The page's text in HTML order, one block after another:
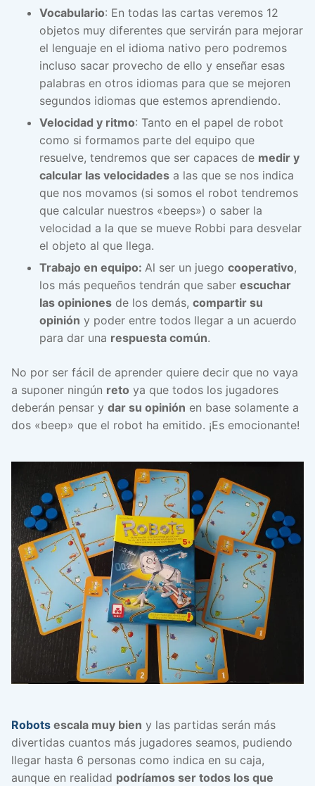
Vocabulario: En todas las cartas veremos 12
objetos muy diferentes que servirán para mejorar
el lenguaje en el idioma nativo pero podremos
incluso sacar provecho de ello y enseñar esas
palabras en otros idiomas para que se mejoren
segundos idiomas que estemos aprendiendo.
Velocidad y ritmo: Tanto en el papel de robot
como si formamos parte del equipo que
resuelve, tendremos que ser capaces de medir y
calcular las velocidades a las que se nos indica
que nos movamos (si somos el robot tendremos
que calcular nuestros «beeps») o saber la
velocidad a la que se mueve Robbi para desvelar
el objeto al que llega.
Trabajo en equipo: Al ser un juego cooperativo,
los más pequeños tendrán que saber escuchar
las opiniones de los demás, compartir su
opinión y poder entre todos llegar a un acuerdo
para dar una respuesta común.
No por ser fácil de aprender quiere decir que no vaya
a suponer ningún reto ya que todos los jugadores
deberán pensar y dar su opinión en base solamente a
dos «beep» que el robot ha emitido. ¡Es emocionante!
Robots escala muy bien y las partidas serán más
divertidas cuantos más jugadores seamos, pudiendo
llegar hasta 6 personas como indica en su caja,
aunque en realidad podríamos ser todos los que